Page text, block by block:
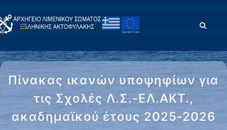
Πίνακας ικανών υποψηφίων για
τις Σχολές Λ.Σ.-ΕΛ.ΑΚΤ.,
ακαδημαϊκού έτους 2025-2026